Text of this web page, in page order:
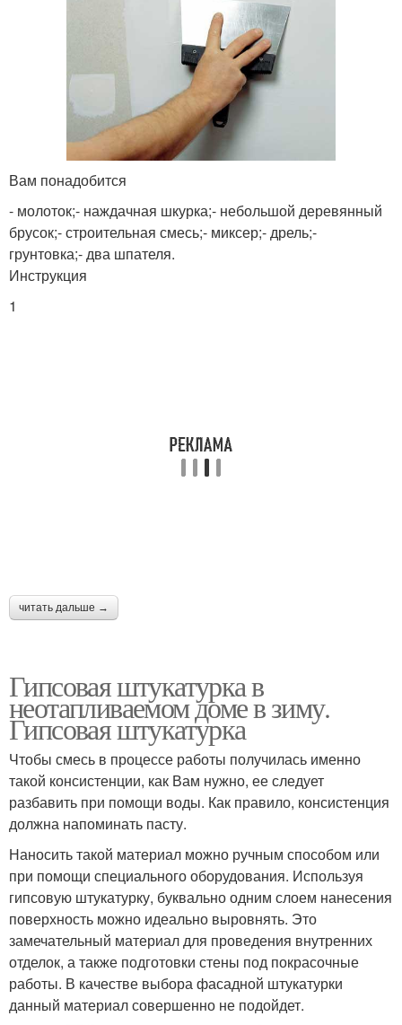
Вам понадобится
- молоток;- наждачная шкурка;- небольшой деревянный
брусок;- строительная смесь;- миксер;- дрель;-
грунтовка;- два шпателя.
Инструкция
1
читать дальше →
Гипсовая штукатурка в
неотапливаемом доме в зиму.
Гипсовая штукатурка
Чтобы смесь в процессе работы получилась именно
такой консистенции, как Вам нужно, ее следует
разбавить при помощи воды. Как правило, консистенция
должна напоминать пасту.
Наносить такой материал можно ручным способом или
при помощи специального оборудования. Используя
гипсовую штукатурку, буквально одним слоем нанесения
поверхность можно идеально выровнять. Это
замечательный материал для проведения внутренних
отделок, а также подготовки стены под покрасочные
работы. В качестве выбора фасадной штукатурки
данный материал совершенно не подойдет.